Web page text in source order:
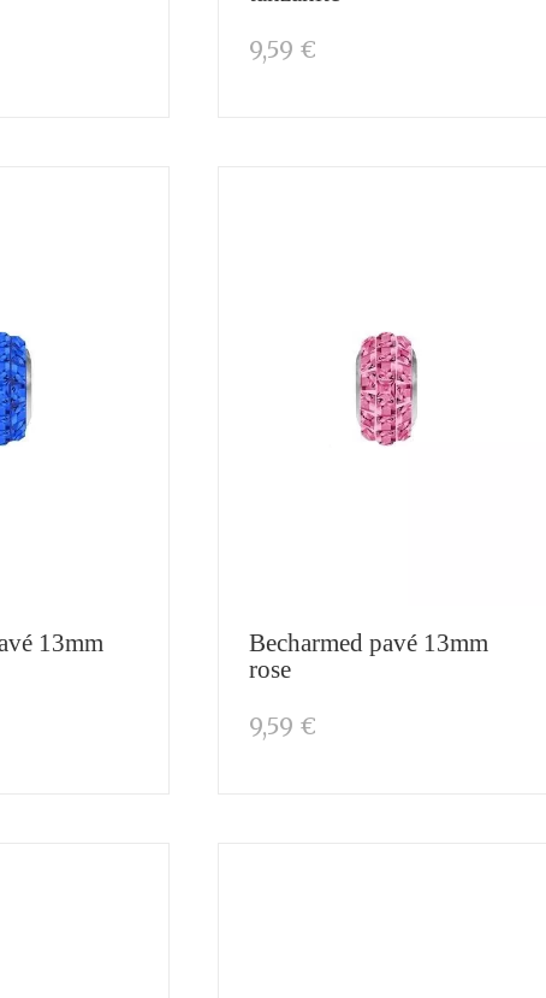
9,59 €
13mm
Becharmed pavé 13mm
rose
9,59 €